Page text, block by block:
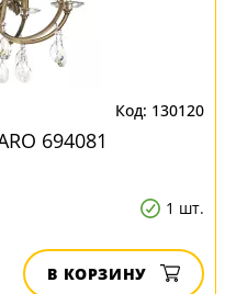
130120
694081
1 шт.
В КОРЗИНУ